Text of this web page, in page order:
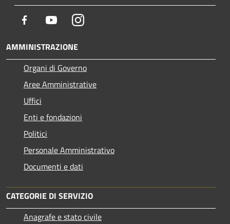
Facebook YoutubeInstagram
AMMINISTRAZIONE
Organi di Governo
Aree Amministrative
Uffici
Enti e fondazioni
Politici
Personale Amministrativo
Documenti e dati
CATEGORIE DI SERVIZIO
Anagrafe e stato civile